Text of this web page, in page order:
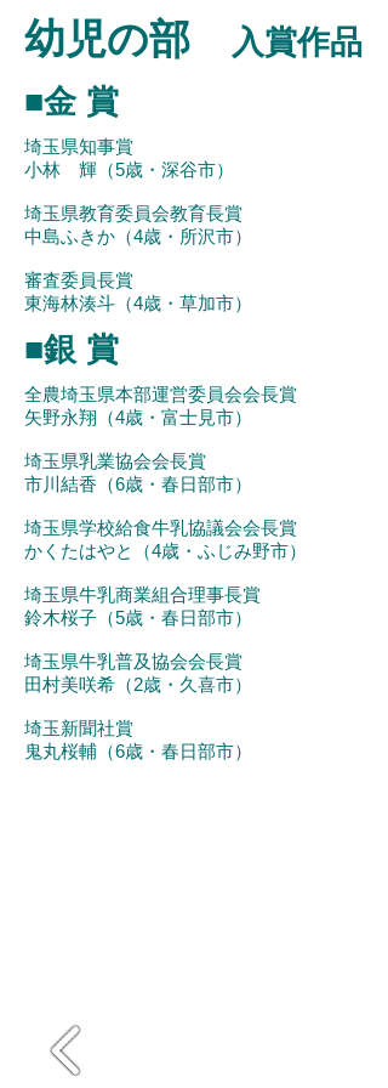
幼児の部
入賞作品
■金 賞
埼玉県知事賞
小林 輝（5歳・深谷市）
埼玉県教育委員会教育長賞
中島ふきか（4歳・所沢市）
審査委員長賞
東海林湊斗（4歳・草加市）
■銀 賞
全農埼玉県本部運営委員会会長賞
矢野永翔（4歳・富士見市）
埼玉県乳業協会会長賞
市川結香（6歳・春日部市）
埼玉県学校給食牛乳協議会会長賞
かくたはやと（4歳・ふじみ野市）
埼玉県牛乳商業組合理事長賞
鈴木桜子（5歳・春日部市）
埼玉県牛乳普及協会会長賞
田村美咲希（2歳・久喜市）
埼玉新聞社賞
鬼丸桜輔（6歳・春日部市）